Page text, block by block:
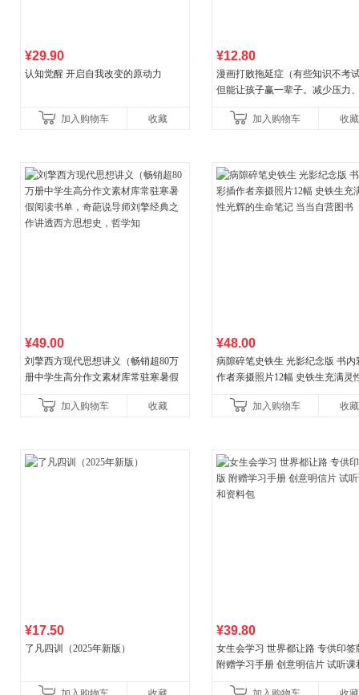
¥29.90
认知觉醒 开启自我改变的原动力
加入购物车 收藏
¥12.80
漫画打败拖延症（有些知识不考
但能让孩子赢一辈子。减少压力
合“小行动”触发大脑行动开
加入购物车 收藏
¥49.00
刘擎西方现代思想讲义（畅销超80万
册中学生高分作文素材库常驻寒暑假
讲透西方思想史，哲学知
加入购物车 收藏
¥48.00
病隙碎笔史铁生 光影纪念版 书内
作者亲摄照片12幅 史铁生充满灵
加入购物车
收藏
¥17.50
了凡四训（2025年新版）
¥39.80
女生会学习 世界都让路 专供印签
附赠学习手册 创意明信片 试听课